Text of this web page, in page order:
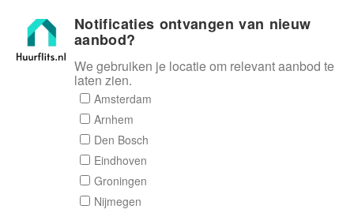
Huurflits
Notificaties ontvangen van nieuw
aanbod?
We gebruiken je locatie om relevant aanbod te
laten zien.
Amsterdam
Arnhem
Den Bosch
Eindhoven
Groningen
Nijmegen